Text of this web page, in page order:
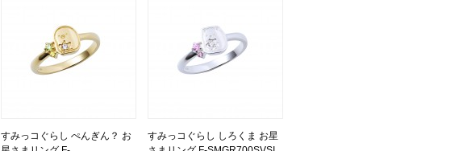
すみっコぐらし ぺんぎん？ お
すみっコぐらし しろくま お星